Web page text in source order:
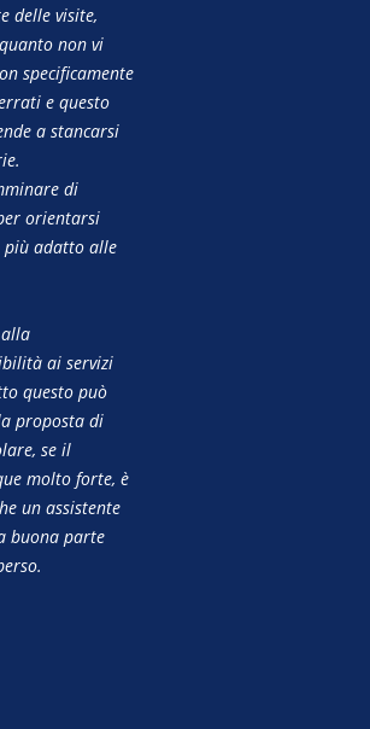
delle visite,
non vi
specificamente
e questo
a stancarsi
di
orientarsi
più adatto alle
ai servizi
questo può
proposta di
se il
molto forte, è
un assistente
buona parte